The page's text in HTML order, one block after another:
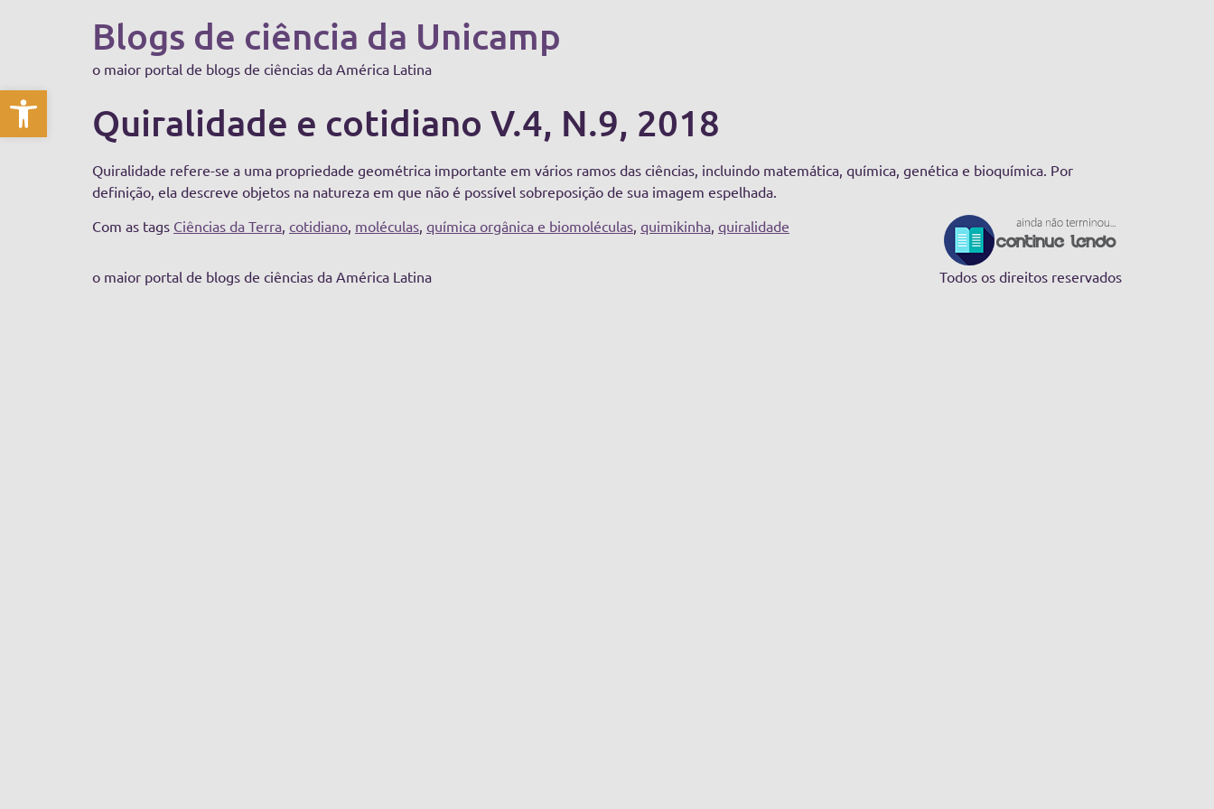
Abrir a barra de ferramentas
Blogs de ciência da Unicamp
o maior portal de blogs de ciências da América Latina
Quiralidade e cotidiano V.4, N.9, 2018
Quiralidade refere-se a uma propriedade geométrica importante em vários ramos das ciências, incluindo matemática, química, genética e bioquímica. Por
definição, ela descreve objetos na natureza em que não é possível sobreposição de sua imagem espelhada.
Com as tags Ciências da Terra, cotidiano, moléculas, química orgânica e biomoléculas, quimikinha, quiralidade
o maior portal de blogs de ciências da América Latina Todos os direitos reservados